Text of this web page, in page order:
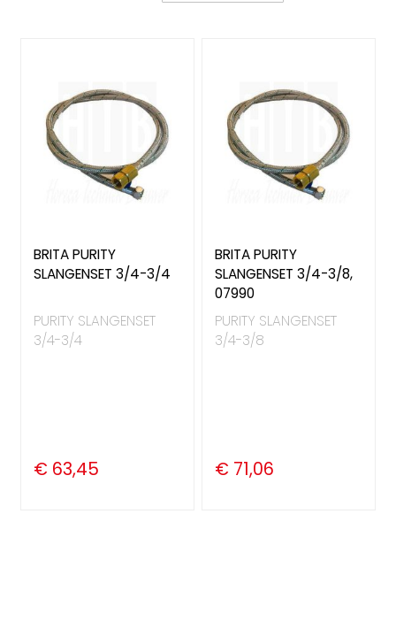
BRITA PURITY
SLANGENSET 3/4-3/4
PURITY SLANGENSET
3/4-3/4
€ 63,45
BRITA PURITY
SLANGENSET 3/4-3/8,
07990
PURITY SLANGENSET
3/4-3/8
€ 71,06